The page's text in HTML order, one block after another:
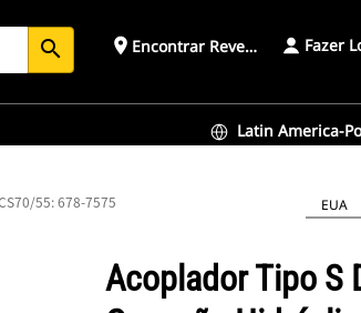
search place Encontrar Revendedor Fazer
Latin America-
55: 678-7575 EUA
Acoplador Tipo S